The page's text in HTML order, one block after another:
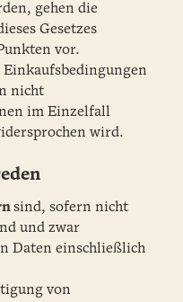
gehen die
Gesetzes
vor.
Einkaufsbedingungen
nicht
im Einzelfall
wird.
sind, sofern nicht
und zwar
Daten einschließlich
von